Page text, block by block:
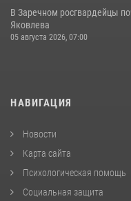
В Заречном росгвардейцы
Яковлева
05 августа 2026, 07:00
НАВИГАЦИЯ
Новости
Карта сайта
Психологическая помощь
Социальная защита